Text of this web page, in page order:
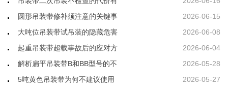
2026-06-15
圆形吊装带修补须注意的关键事
2026-06-08
大吨位吊装带试吊装的隐藏危害
2026-06-04
起重吊装带超载事故后的应对方
2026-05-28
解析扁平吊装带B和BB型号的不
2026-05-27
5吨黄色吊装带为何不建议使用